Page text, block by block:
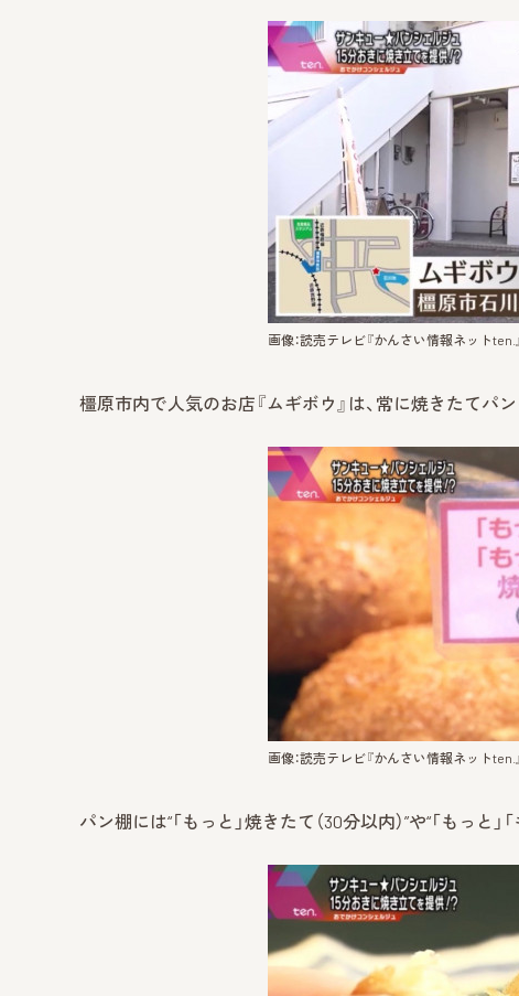
画像：読売テレビ『かんさい情報ネットten.
橿原市内で人気のお店『ムギボウ』は、常に焼きたてパ
画像：読売テレビ『かんさい情報ネットten.
パン棚には“「もっと」焼きたて（30分以内）”や“「もっと